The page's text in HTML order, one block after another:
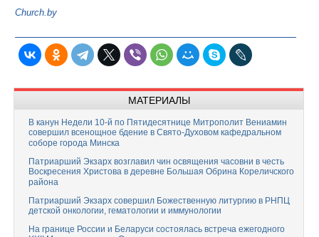
Church.by
МАТЕРИАЛЫ
В канун Недели 10-й по Пятидесятнице Митрополит Вениамин
совершил всенощное бдение в Свято-Духовом кафедральном
соборе города Минска
Патриарший Экзарх возглавил чин освящения часовни в честь
Воскресения Христова в деревне Большая Обрина Кореличского
района
Патриарший Экзарх совершил Божественную литургию в РНПЦ
детской онкологии, гематологии и иммунологии
На границе России и Беларуси состоялась встреча ежегодного